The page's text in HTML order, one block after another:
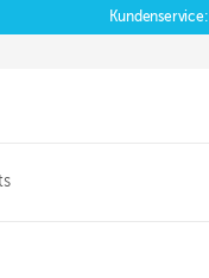
Kundenservice: